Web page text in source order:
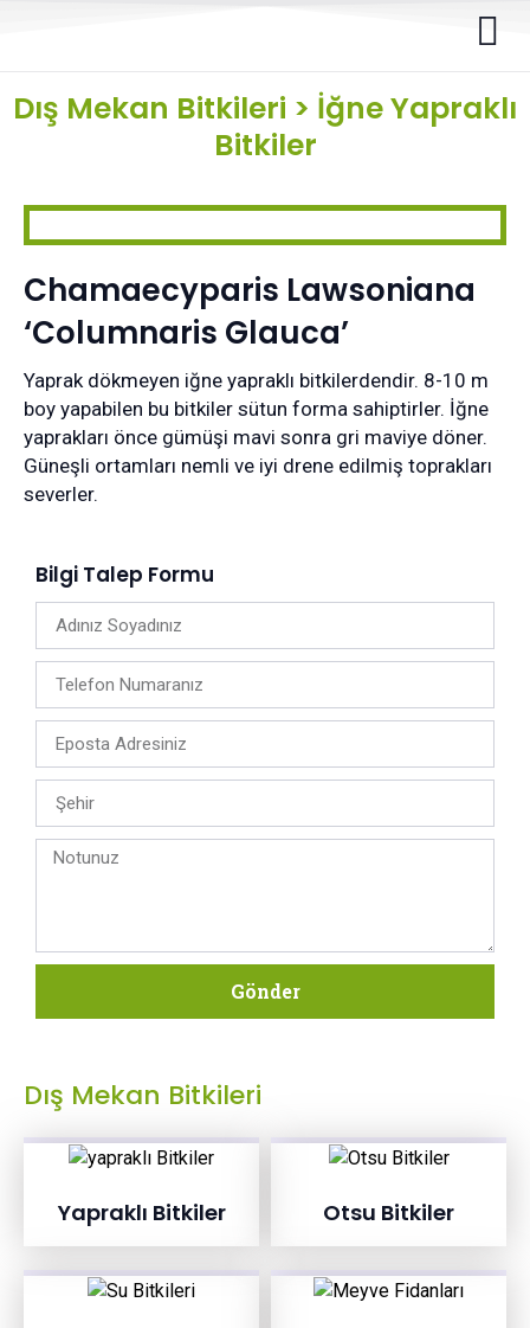
Dış Mekan Bitkileri > İğne Yapraklı
Bitkiler
Chamaecyparis Lawsoniana
‘Columnaris Glauca’
Yaprak dökmeyen iğne yapraklı bitkilerdendir. 8-10 m
boy yapabilen bu bitkiler sütun forma sahiptirler. İğne
yaprakları önce gümüşi mavi sonra gri maviye döner.
Güneşli ortamları nemli ve iyi drene edilmiş toprakları
severler.
Bilgi Talep Formu
Gönder
Dış Mekan Bitkileri
Yapraklı Bitkiler Otsu Bitkiler